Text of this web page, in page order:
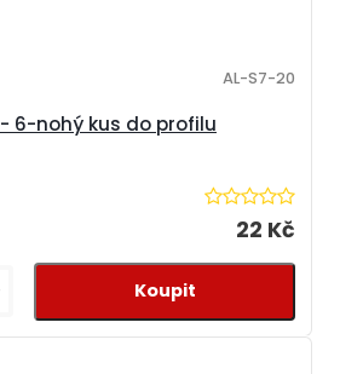
6-nohý kus do profilu
AL-S7-20
22 Kč